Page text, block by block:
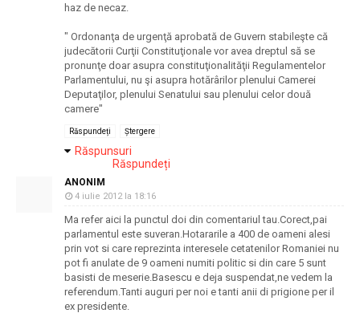
haz de necaz.
" Ordonanţa de urgenţă aprobată de Guvern stabileşte că
judecătorii Curţii Constituţionale vor avea dreptul să se
pronunţe doar asupra constituţionalităţii Regulamentelor
Parlamentului, nu şi asupra hotărârilor plenului Camerei
Deputaţilor, plenului Senatului sau plenului celor două
camere"
Răspundeți Ștergere
Răspunsuri
Răspundeți
ANONIM
4 iulie 2012 la 18:16
Ma refer aici la punctul doi din comentariul tau.Corect,pai
parlamentul este suveran.Hotararile a 400 de oameni alesi
prin vot si care reprezinta interesele cetatenilor Romaniei nu
pot fi anulate de 9 oameni numiti politic si din care 5 sunt
basisti de meserie.Basescu e deja suspendat,ne vedem la
referendum.Tanti auguri per noi e tanti anii di prigione per il
ex presidente.